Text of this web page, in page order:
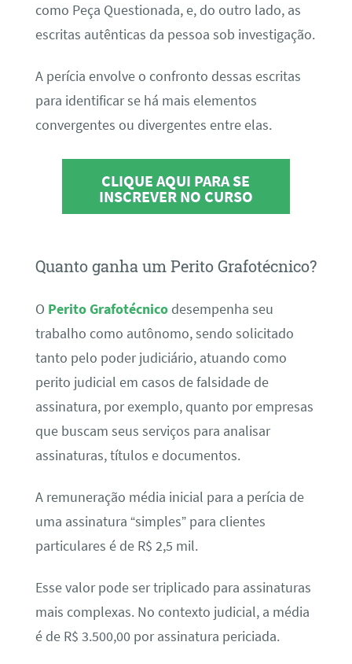
como Peça Questionada, e, do outro lado, as
escritas autênticas da pessoa sob investigação.
A perícia envolve o confronto dessas escritas
para identificar se há mais elementos
convergentes ou divergentes entre elas.
CLIQUE AQUI PARA SE
INSCREVER NO CURSO
Quanto ganha um Perito Grafotécnico?
O Perito Grafotécnicodesempenha seu
trabalho como autônomo, sendo solicitado
tanto pelo poder judiciário, atuando como
perito judicial em casos de falsidade de
assinatura, por exemplo, quanto por empresas
que buscam seus serviços para analisar
assinaturas, títulos e documentos.
A remuneração média inicial para a perícia de
uma assinatura “simples” para clientes
particulares é de R$ 2,5 mil.
Esse valor pode ser triplicado para assinaturas
mais complexas. No contexto judicial, a média
é de R$ 3.500,00 por assinatura periciada.